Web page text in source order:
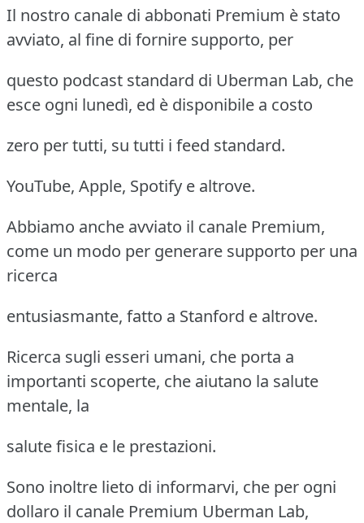
Il nostro canale di abbonati Premium è stato
avviato, al fine di fornire supporto, per
questo podcast standard di Uberman Lab, che
esce ogni lunedì, ed è disponibile a costo
zero per tutti, su tutti i feed standard.
YouTube, Apple, Spotify e altrove.
Abbiamo anche avviato il canale Premium,
come un modo per generare supporto per una
ricerca
entusiasmante, fatto a Stanford e altrove.
Ricerca sugli esseri umani, che porta a
importanti scoperte, che aiutano la salute
mentale, la
salute fisica e le prestazioni.
Sono inoltre lieto di informarvi, che per ogni
dollaro il canale Premium Uberman Lab,